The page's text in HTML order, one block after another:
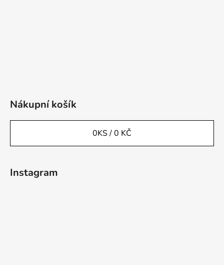
Nákupní košík
0KS /0 KČ
Instagram